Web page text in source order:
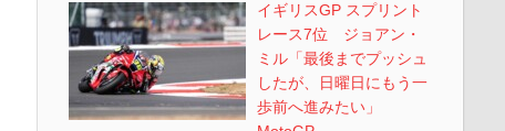
イギリスGP スプリント
レース7位 ジョアン・
ミル「最後までプッシュ
したが、日曜日にもう一
歩前へ進みたい」